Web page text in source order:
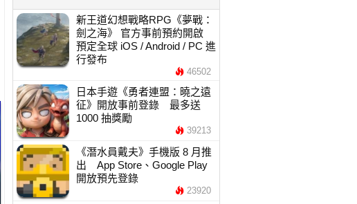
新王道幻想戰略RPG《夢戰：
劍之海》 官方事前預約開啟
預定全球 iOS / Android / PC 進
行發布
46502
日本手遊《勇者連盟：曉之遠
征》開放事前登錄 最多送
1000 抽獎勵
39213
《潛水員戴夫》手機版 8 月推
出 App Store、Google Play
開放預先登錄
23920